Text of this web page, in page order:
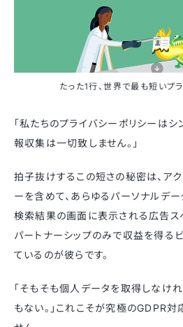
たった1行、世界で最も短いプ
「私たちのプライバシーポリシーはシ
報収集は一切致しません。」
拍子抜けするこの短さの秘密は、ア
ーを含めて、あらゆるパーソナルデ
検索結果の画面に表示される広告ス
パートナーシップのみで収益を得る
ているのが彼らです。
「そもそも個人データを取得しなけ
もない。」これこそが究極のGDPR